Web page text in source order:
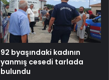
92 byaşındaki kadının
yanmış cesedi tarlada
bulundu